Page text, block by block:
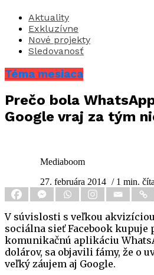
Aktuality
Exkluzívne
Nové projekty
Sledovanosť
Téma mesiaca
Prečo bola
Google vraj za tým
Mediaboom
27. februára 2014 / 1 min.
V súvislosti s veľkou
sociálna sieť Facebook kupuje
komunikačnú aplikáciu
dolárov, sa objavili fámy, že o
veľký záujem aj Google.